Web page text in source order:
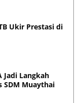
Ukir Prestasi di
Jadi Langkah
SDM Muaythai